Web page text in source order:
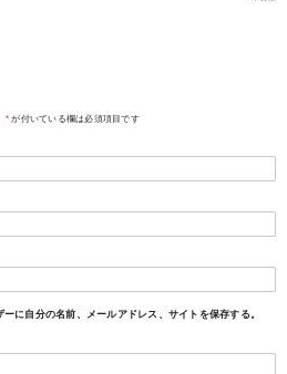
* が付いている欄は必須項目です
に自分の名前、メールアドレス、サイトを保存する。